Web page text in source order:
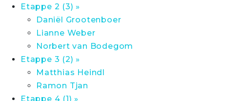
Etappe 2 (3) »
Daniël Grootenboer
Lianne Weber
Norbert van Bodegom
Etappe 3 (2) »
Matthias Heindl
Ramon Tjan
Etappe 4 (1) »